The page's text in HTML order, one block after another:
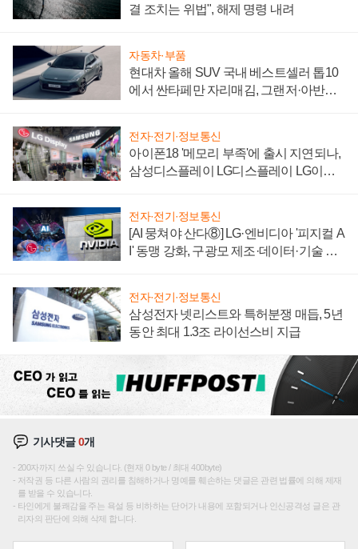
결 조치는 위법", 해제 명령 내려
자동차·부품
현대차 올해 SUV 국내 베스트셀러 톱10
에서 싼타페만 자리매김, 그랜저·아반떼
전자·전기·정보통신
아이폰18 '메모리 부족'에 출시 지연되나,
삼성디스플레이 LG디스플레이 LG이노
전자·전기·정보통신
[AI 뭉쳐야 산다⑧] LG·엔비디아 '피지컬 A
I' 동맹 강화, 구광모 제조·데이터·기술 결
전자·전기·정보통신
삼성전자 넷리스트와 특허분쟁 매듭, 5년
동안 최대 1.3조 라이선스비 지급
기사댓글0개
200자까지 쓰실 수 있습니다. (현재 0 byte / 최대 400byte)
저작권 등 다른 사람의 권리를 침해하거나 명예를 훼손하는 댓글은 관련 법률에 의해 제재
를 받을 수 있습니다.
타인에게 불쾌감을 주는 욕설 등 비하하는 단어가 내용에 포함되거나 인신공격성 글은 관
리자의 판단에 의해 삭제 합니다.